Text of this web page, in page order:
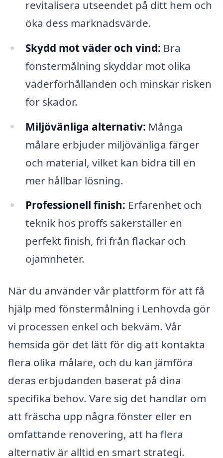
revitalisera utseendet på ditt hem och
öka dess marknadsvärde.
Skydd mot väder och vind: Bra
fönstermålning skyddar mot olika
väderförhållanden och minskar risken
för skador.
Miljövänliga alternativ: Många
målare erbjuder miljövänliga färger
och material, vilket kan bidra till en
mer hållbar lösning.
Professionell finish: Erfarenhet och
teknik hos proffs säkerställer en
perfekt finish, fri från fläckar och
ojämnheter.
När du använder vår plattform för att få
hjälp med fönstermålning i Lenhovda gör
vi processen enkel och bekväm. Vår
hemsida gör det lätt för dig att kontakta
flera olika målare, och du kan jämföra
deras erbjudanden baserat på dina
specifika behov. Vare sig det handlar om
att fräscha upp några fönster eller en
omfattande renovering, att ha flera
alternativ är alltid en smart strategi.